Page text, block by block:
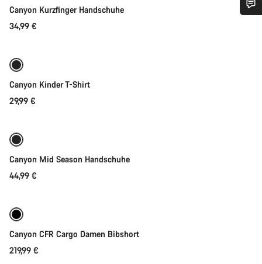
Canyon Kurzfinger Handschuhe
34,99 €
Canyon Kinder T-Shirt
29,99 €
Canyon Mid Season Handschuhe
44,99 €
Canyon CFR Cargo Damen Bibshort
219,99 €
Benötigst du Hilfe?